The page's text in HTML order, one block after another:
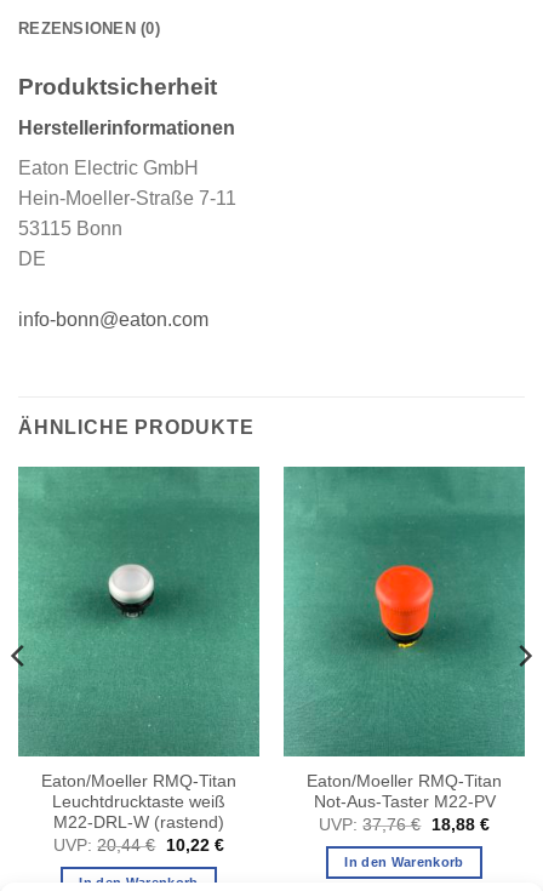
REZENSIONEN (0)
Produktsicherheit
Herstellerinformationen
Eaton Electric GmbH
Hein-Moeller-Straße 7-11
53115 Bonn
DE
info-bonn@eaton.com
ÄHNLICHE PRODUKTE
Eaton/Moeller RMQ-Titan
Leuchtdrucktaste weiß
M22-DRL-W (rastend)
UVP: 20,44€
Ursprünglicher
Preis
war:
10,22 €Aktueller
In den Warenkorb
Eaton/Moeller RMQ-Titan
Not-Aus-Taster M22-PV
UVP: 37,76€
Ursprünglicher
Preis
war:
37,76 €
18,88 €
In den Warenkorb